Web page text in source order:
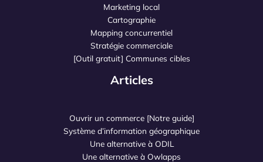
Marketing local
Cartographie
Mapping concurrentiel
Stratégie commerciale
[Outil gratuit] Communes cibles
Articles
Ouvrir un commerce [Notre guide]
Système d’information géographique
Une alternative à ODIL
Une alternative à Owlapps